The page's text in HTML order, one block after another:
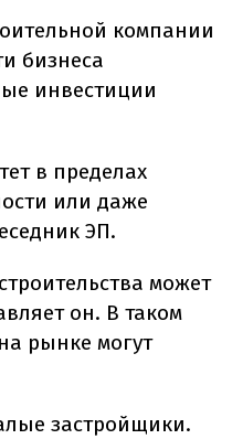
компании
бизнеса
инвестиции
в пределах
или даже
ЭП.
может
он. В таком
рынке могут
застройщики.